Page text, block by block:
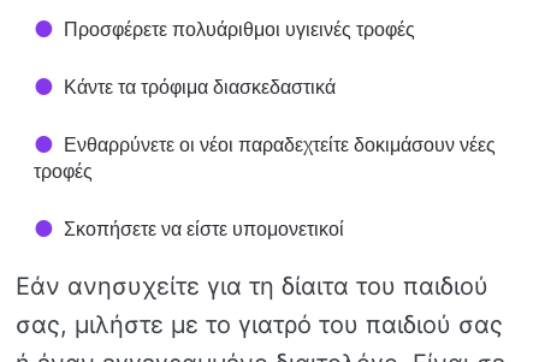
Προσφέρετε πολυάριθμοι υγιεινές τροφές
Κάντε τα τρόφιμα διασκεδαστικά
Ενθαρρύνετε οι νέοι παραδεχτείτε δοκιμάσουν νέες
τροφές
Σκοπήσετε να είστε υπομονετικοί
Εάν ανησυχείτε για τη δίαιτα του παιδιού
σας, μιλήστε με το γιατρό του παιδιού σας